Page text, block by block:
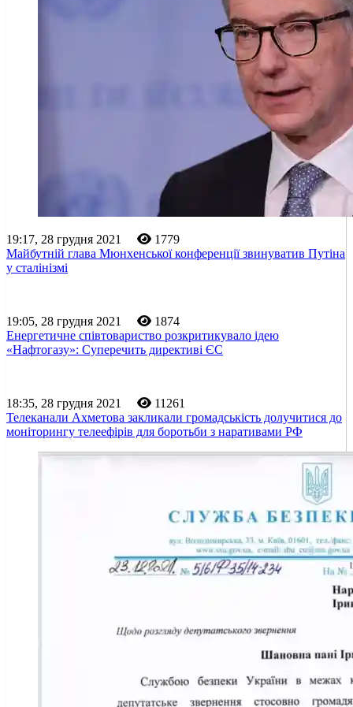
19:17, 28 грудня 2021
1779
Майбутній глава Мюнхенської конференції звинуватив Путіна
у сталінізмі
19:05, 28 грудня 2021
1874
Енергетичне співтовариство розкритикувало ідею
«Нафтогазу»: Суперечить директиві ЄС
18:35, 28 грудня 2021
11261
Телеканали Ахметова закликали громадськість долучитися до
моніторингу телеефірів для боротьби з наративами РФ